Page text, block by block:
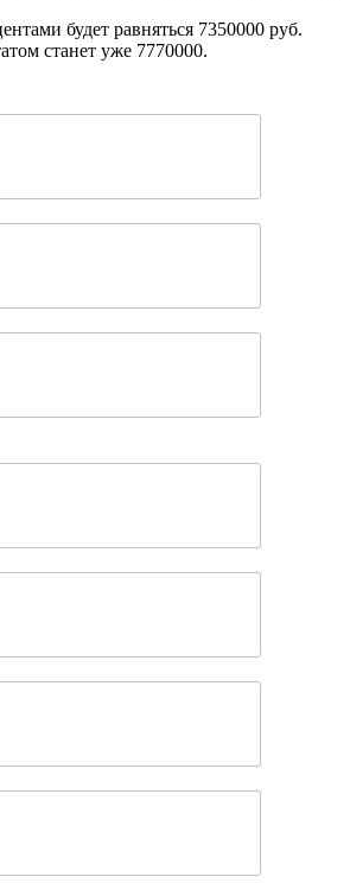
будет равняться 7350000 руб.
станет уже 7770000.